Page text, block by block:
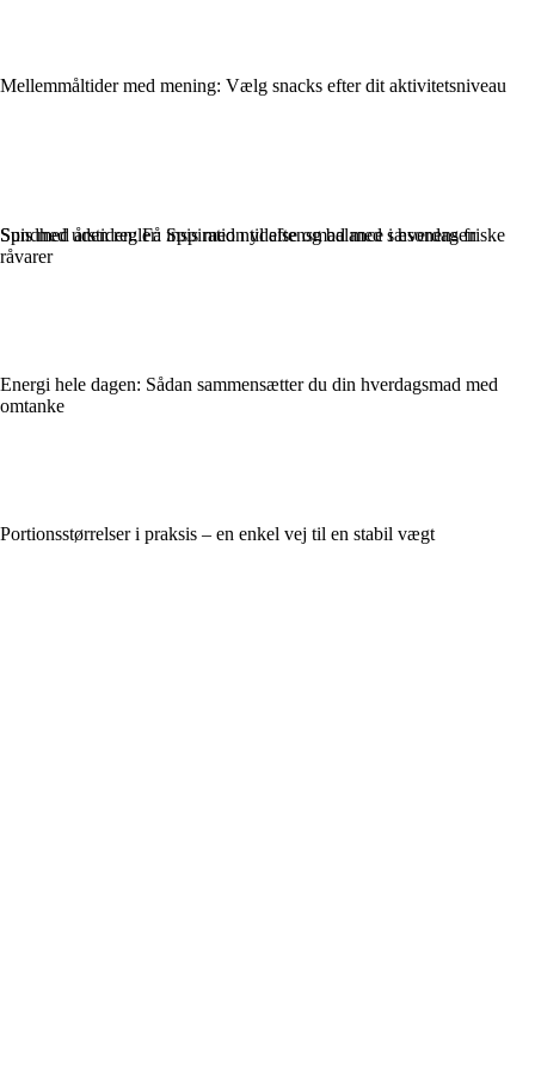
Mellemmåltider med mening: Vælg snacks efter dit aktivitetsniveau
Sundhed uden regler: Spis med nydelse og balance i hverdagen
Energi hele dagen: Sådan sammensætter du din hverdagsmad med
omtanke
Portionsstørrelser i praksis – en enkel vej til en stabil vægt
Spis med årstiden: Få inspiration til aftensmad med sæsonens friske
råvarer